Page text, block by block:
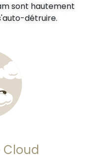
sont hautement
détruire.
Cloud